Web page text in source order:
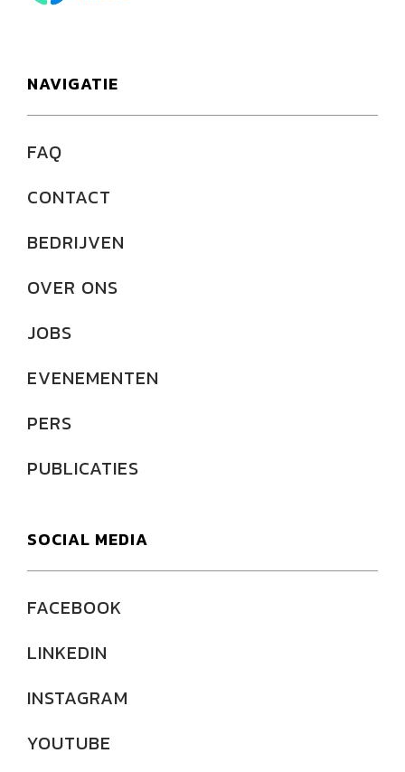
NAVIGATIE
FAQ
CONTACT
BEDRIJVEN
OVER ONS
JOBS
EVENEMENTEN
PERS
PUBLICATIES
SOCIAL MEDIA
FACEBOOK
LINKEDIN
INSTAGRAM
YOUTUBE